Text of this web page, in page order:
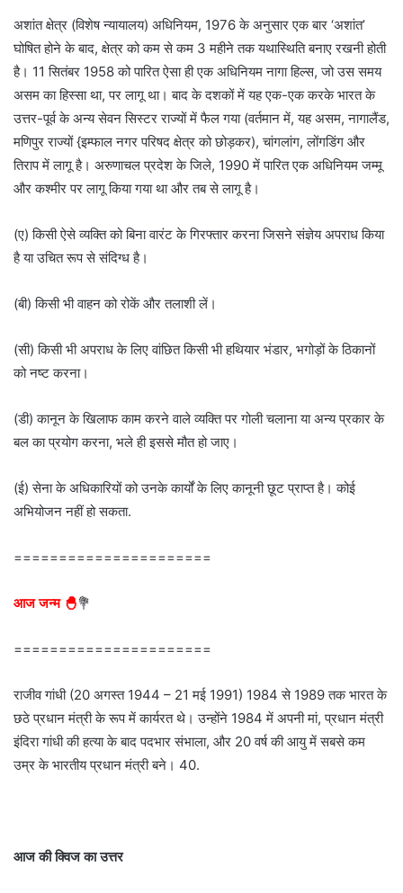
अशांत क्षेत्र (विशेष न्यायालय) अधिनियम, 1976 के अनुसार एक बार ‘अशांत’
घोषित होने के बाद, क्षेत्र को कम से कम 3 महीने तक यथास्थिति बनाए रखनी होती
है। 11 सितंबर 1958 को पारित ऐसा ही एक अधिनियम नागा हिल्स, जो उस समय
असम का हिस्सा था, पर लागू था। बाद के दशकों में यह एक-एक करके भारत के
उत्तर-पूर्व के अन्य सेवन सिस्टर राज्यों में फैल गया (वर्तमान में, यह असम, नागालैंड,
मणिपुर राज्यों {इम्फाल नगर परिषद क्षेत्र को छोड़कर), चांगलांग, लोंगडिंग और
तिराप में लागू है। अरुणाचल प्रदेश के जिले, 1990 में पारित एक अधिनियम जम्मू
और कश्मीर पर लागू किया गया था और तब से लागू है।
(ए) किसी ऐसे व्यक्ति को बिना वारंट के गिरफ्तार करना जिसने संज्ञेय अपराध किया
है या उचित रूप से संदिग्ध है।
(बी) किसी भी वाहन को रोकें और तलाशी लें।
(सी) किसी भी अपराध के लिए वांछित किसी भी हथियार भंडार, भगोड़ों के ठिकानों
को नष्ट करना।
(डी) कानून के खिलाफ काम करने वाले व्यक्ति पर गोली चलाना या अन्य प्रकार के
बल का प्रयोग करना, भले ही इससे मौत हो जाए।
(ई) सेना के अधिकारियों को उनके कार्यों के लिए कानूनी छूट प्राप्त है। कोई
अभियोजन नहीं हो सकता.
======================
आज जन्म 🐣💐
======================
राजीव गांधी (20 अगस्त 1944 – 21 मई 1991) 1984 से 1989 तक भारत के
छठे प्रधान मंत्री के रूप में कार्यरत थे। उन्होंने 1984 में अपनी मां, प्रधान मंत्री
इंदिरा गांधी की हत्या के बाद पदभार संभाला, और 20 वर्ष की आयु में सबसे कम
उम्र के भारतीय प्रधान मंत्री बने। 40.
आज की क्विज का उत्तर